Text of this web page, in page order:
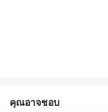
คุณอาจชอบ